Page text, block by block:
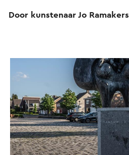
Door kunstenaar Jo Ramakers